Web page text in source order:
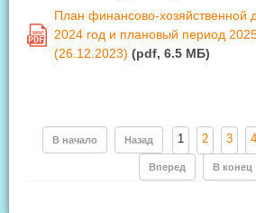
PDF
План финансово-хозяйственной
2024 год и плановый период
(26.12.2023) (pdf, 6.5 MБ)
В начало Назад 1 2 3 4
Вперед В конец